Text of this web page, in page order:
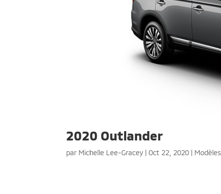
2020 Outlander
par Michelle Lee-Gracey |Oct 22, 2020 | Modèles